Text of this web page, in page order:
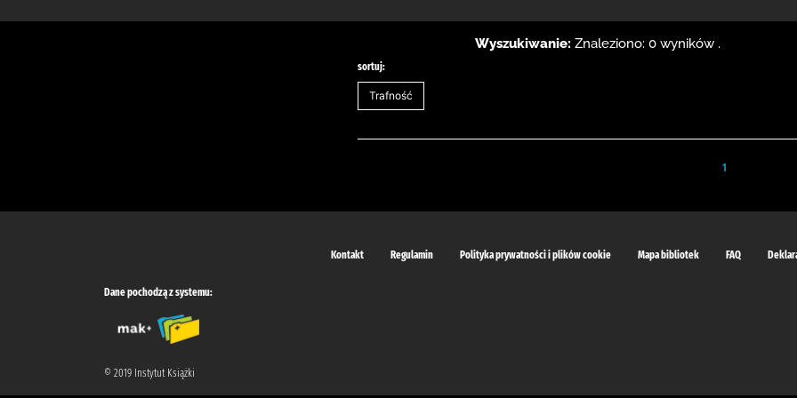
Wyszukiwanie: Znaleziono: 0 wyników .
sortuj:
1
Kontakt Regulamin Polityka prywatności i plików cookie Mapa bibliotek FAQ
Dane pochodzą z systemu:
© 2019 Instytut Książki